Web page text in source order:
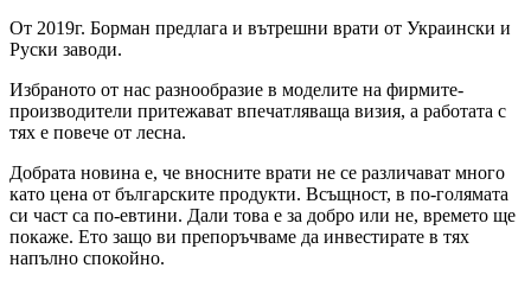
От 2019г. Борман предлага и вътрешни врати от Украински и
Руски заводи.
Избраното от нас разнообразие в моделите на фирмите-
производители притежават впечатляваща визия, а работата с
тях е повече от лесна.
Добрата новина е, че вносните врати не се различават много
като цена от българските продукти. Всъщност, в по-голямата
си част са по-евтини. Дали това е за добро или не, времето ще
покаже. Ето защо ви препоръчваме да инвестирате в тях
напълно спокойно.